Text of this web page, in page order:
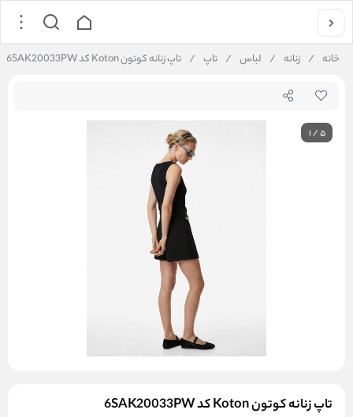
خانه / زنانه / لباس / تاپ / تاپ زنانه کوتون Koton کد 6SAK20033PW
1/5
تاپ زنانه کوتون Koton کد 6SAK20033PW